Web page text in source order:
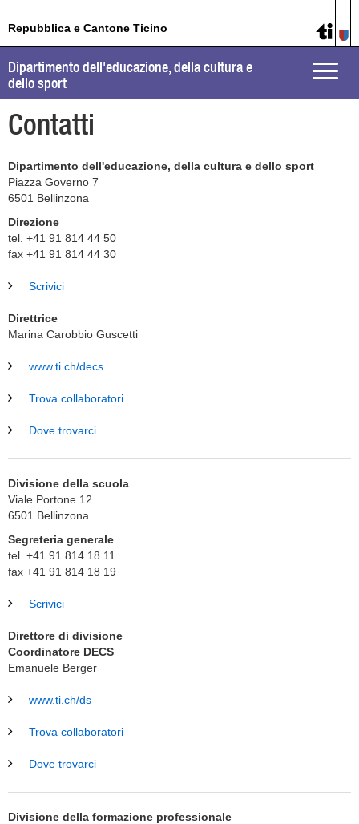
Repubblica e Cantone Ticino
Toggle
Dipartimento dell'educazione, della cultura e
dello sport
Contatti
Dipartimento dell'educazione, della cultura e dello sport
Piazza Governo 7
6501 Bellinzona
Direzione
tel. +41 91 814 44 50
fax +41 91 814 44 30
Scrivici
Direttrice
Marina Carobbio Guscetti
www.ti.ch/decs
Trova collaboratori
Dove trovarci
Divisione della scuola
Viale Portone 12
6501 Bellinzona
Segreteria generale
tel. +41 91 814 18 11
fax +41 91 814 18 19
Scrivici
Direttore di divisione
Coordinatore DECS
Emanuele Berger
www.ti.ch/ds
Trova collaboratori
Dove trovarci
Divisione della formazione professionale